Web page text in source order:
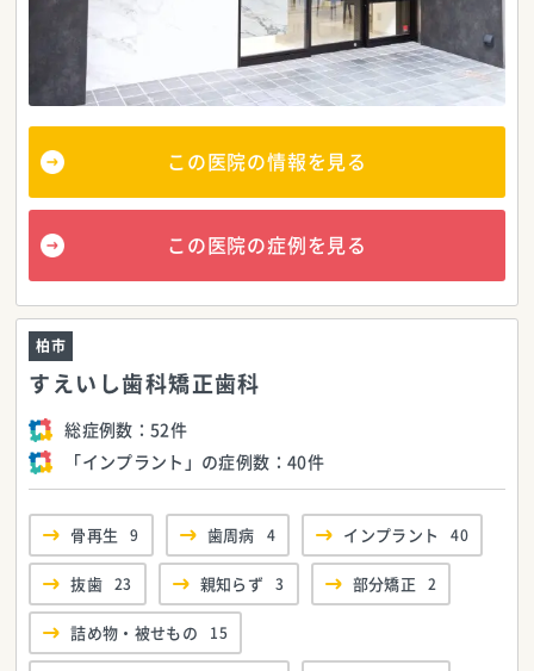
この医院の情報を見る
この医院の症例を見る
すえいし歯科矯正歯科
柏市
総症例数： 52件
「インプラント」の症例数： 40件
骨再生 9 歯周病 4 インプラント 40
抜歯 23 親知らず 3 部分矯正 2
詰め物・被せもの 15